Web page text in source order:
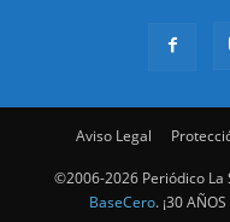
Aviso Legal
©2006-2026 Periódico La
BaseCero. ¡30